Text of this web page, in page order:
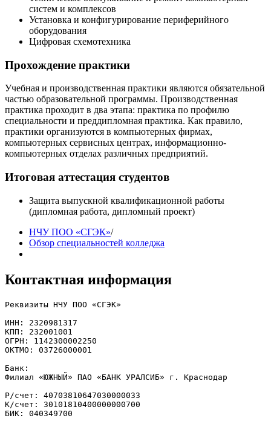
систем и комплексов
Установка и конфигурирование периферийного
оборудования
Цифровая схемотехника
Прохождение практики
Учебная и производственная практики являются обязательной
частью образовательной программы. Производственная
практика проходит в два этапа: практика по профилю
специальности и преддипломная практика. Как правило,
практики организуются в компьютерных фирмах,
компьютерных сервисных центрах, информационно-
компьютерных отделах различных предприятий.
Итоговая аттестация студентов
Защита выпускной квалификационной работы
(дипломная работа, дипломный проект)
НЧУ ПОО «СГЭК»/
Обзор специальностей колледжа
Контактная информация
Реквизиты НЧУ ПОО «СГЭК»
ИНН: 2320981317
КПП: 232001001
ОГРН: 1142300002250
ОКТМО: 03726000001
Банк:
Филиал «ЮЖНЫЙ» ПАО «БАНК УРАЛСИБ» г. Краснодар
Р/счет: 40703810647030000033
К/счет: 30101810400000000700
БИК: 040349700